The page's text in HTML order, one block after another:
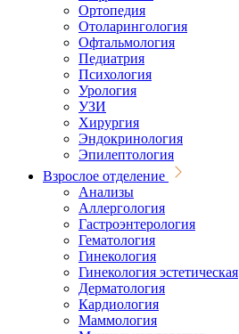
Ортопедия
Отоларингология
Офтальмология
Педиатрия
Психология
Урология
УЗИ
Хирургия
Эндокринология
Эпилептология
Взрослое отделение
Анализы
Аллергология
Гастроэнтерология
Гематология
Гинекология
Гинекология эстетическая
Дерматология
Кардиология
Маммология